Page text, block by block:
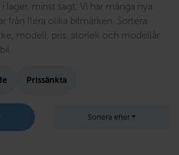
lager, minst sagt. Vi har många nya
från flera olika bilmärken. Sortera
modell, pris, storlek och modellår
Prissänkta
Sortera efter